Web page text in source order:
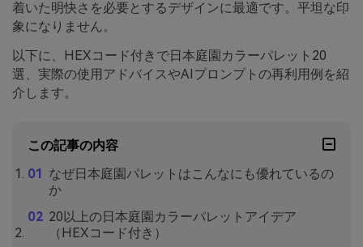
着いた明快さを必要とするデザインに最適です。平坦な印
象になりません。
以下に、HEXコード付きで日本庭園カラーパレット20
選、実際の使用アドバイスやAIプロンプトの再利用例を紹
介します。
この記事の内容
なぜ日本庭園パレットはこんなにも優れているの
か
20以上の日本庭園カラーパレットアイデア
（HEXコード付き）